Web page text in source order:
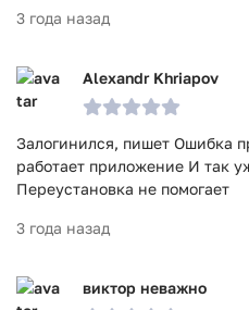
3 года назад
Alexandr Khriapov
Залогинился, пишет Ошибка
работает приложение И так
Переустановка не помогает
3 года назад
виктор неважно